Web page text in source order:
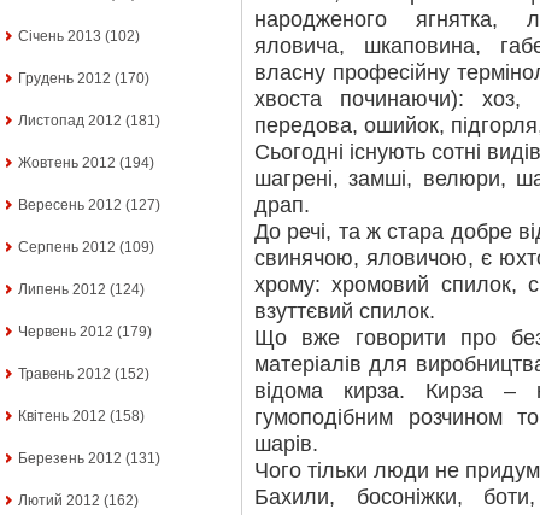
Січень 2013 (102)
Грудень 2012 (170)
Листопад 2012 (181)
Жовтень 2012 (194)
Вересень 2012 (127)
Серпень 2012 (109)
Липень 2012 (124)
Червень 2012 (179)
Травень 2012 (152)
Квітень 2012 (158)
Березень 2012 (131)
Лютий 2012 (162)
народженого ягнятка,
яловича, шкаповина,
власну професійну
хвоста починаючи): хоз,
передова, ошийок,
Сьогодні існують сотні
шагрені, замші, велюри,
драп.
До речі, та ж стара добре
свинячою, яловичою, є
хрому: хромовий спилок,
взуттєвий спилок.
Що вже говорити про
матеріалів для
відома кирза. Кирза
гумоподібним розчином
шарів.
Чого тільки люди не
Бахили, босоніжки,